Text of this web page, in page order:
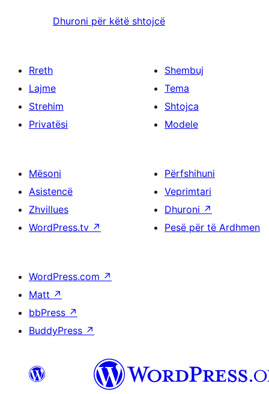
Dhuroni për këtë shtojcë
Rreth
Lajme
Strehim
Privatësi
Shembuj
Tema
Shtojca
Modele
Mësoni
Asistencë
Zhvillues
WordPress.tv ↗
Përfshihuni
Veprimtari
Dhuroni ↗
Pesë për të Ardhmen
WordPress.com ↗
Matt ↗
bbPress ↗
BuddyPress ↗